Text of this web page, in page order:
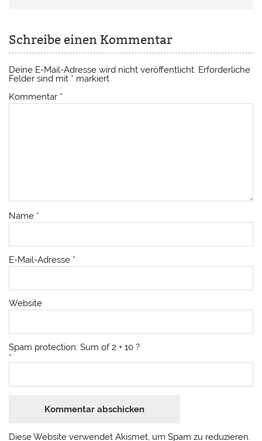
Schreibe einen Kommentar
Deine E-Mail-Adresse wird nicht veröffentlicht. Erforderliche
Felder sind mit * markiert
Kommentar *
Name *
E-Mail-Adresse *
Website
Spam protection: Sum of 2 + 10 ?
*
Diese Website verwendet Akismet, um Spam zu reduzieren.